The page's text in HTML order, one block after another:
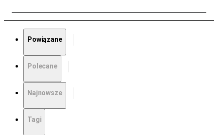
Powiązane
Polecane
Najnowsze
Tagi